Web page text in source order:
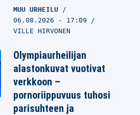
MUU URHEILU
06.08.2026 - 17:09
VILLE HIRVONEN
Olympiaurheilijan
alastonkuvat vuotivat
verkkoon –
pornoriippuvuus tuhosi
parisuhteen ja